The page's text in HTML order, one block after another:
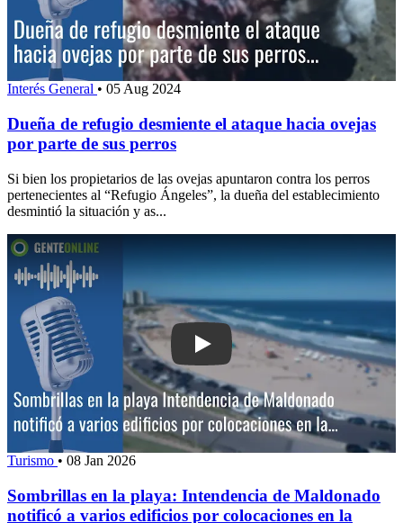
Interés General • 05 Aug 2024
Dueña de refugio desmiente el ataque hacia ovejas
por parte de sus perros
Si bien los propietarios de las ovejas apuntaron contra los perros
pertenecientes al “Refugio Ángeles”, la dueña del establecimiento
desmintió la situación y as...
Play: Sombrillas en la playa:
Turismo • 08 Jan 2026
Sombrillas en la playa: Intendencia de Maldonado
notificó a varios edificios por colocaciones en la